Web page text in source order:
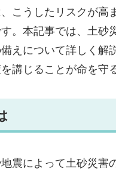
こうしたリスクが
。本記事では、土砂
えについて詳しく解
講じることが命を守
震によって土砂災害